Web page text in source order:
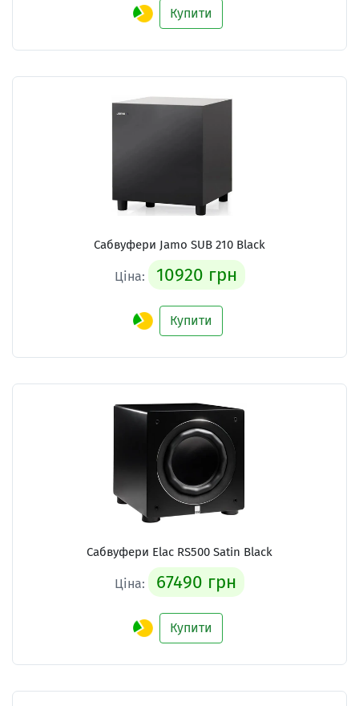
Купити
Сабвуфери Jamo SUB 210 Black
Ціна: 10920 грн
Купити
Сабвуфери Elac RS500 Satin Black
Ціна: 67490 грн
Купити